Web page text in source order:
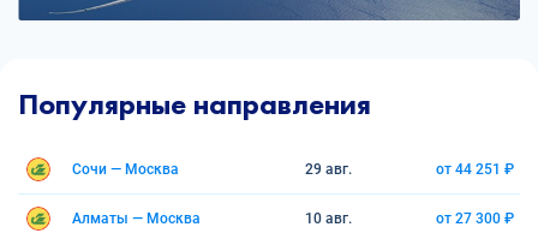
Популярные направления
Сочи — Москва 29 авг. от 44 251 ₽
Алматы — Москва 10 авг. от 27 300 ₽